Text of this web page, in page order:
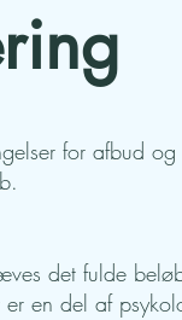
for afbud
det fulde
en del af